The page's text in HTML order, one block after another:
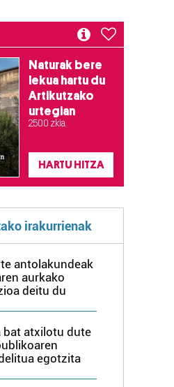
Naturak bere
lekua hartu du
Artikutzako
urtegian
2.500 zkia.
HARTU HITZA
irakurrienak
antolakundeak
aurkako
deitu du
bat atxilotu dute
egotzita